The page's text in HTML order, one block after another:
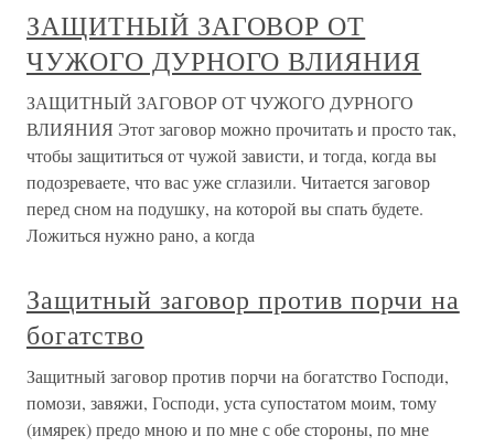
ЗАЩИТНЫЙ ЗАГОВОР ОТ
ЧУЖОГО ДУРНОГО ВЛИЯНИЯ
ЗАЩИТНЫЙ ЗАГОВОР ОТ ЧУЖОГО ДУРНОГО
ВЛИЯНИЯ Этот заговор можно прочитать и просто так,
чтобы защититься от чужой зависти, и тогда, когда вы
подозреваете, что вас уже сглазили. Читается заговор
перед сном на подушку, на которой вы спать будете.
Ложиться нужно рано, а когда
Защитный заговор против порчи на
богатство
Защитный заговор против порчи на богатство Господи,
помози, завяжи, Господи, уста супостатом моим, тому
(имярек) предо мною и по мне с обе стороны, по мне